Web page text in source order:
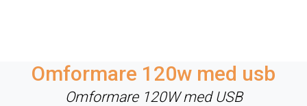
Omformare 120w med usb
Omformare 120W med USB